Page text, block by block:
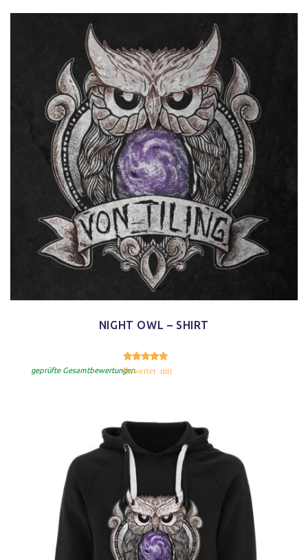
NIGHT OWL – SHIRT
Bewertet mit
geprüfte Gesamtbewertungen